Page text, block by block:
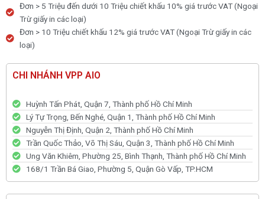
Đơn > 5 Triệu đến dưới 10 Triệu chiết khấu 10% giá trước VAT (Ngoại
Trừ giấy in các loại)
Đơn > 10 Triệu chiết khấu 12% giá trước VAT (Ngoại Trừ giấy in các
loại)
CHI NHÁNH VPP AIO
Huỳnh Tấn Phát, Quận 7, Thành phố Hồ Chí Minh
Lý Tự Trọng, Bến Nghé, Quận 1, Thành phố Hồ Chí Minh
Nguyễn Thị Định, Quận 2, Thành phố Hồ Chí Minh
Trần Quốc Thảo, Võ Thị Sáu, Quận 3, Thành phố Hồ Chí Minh
Ung Văn Khiêm, Phường 25, Bình Thạnh, Thành phố Hồ Chí Minh
168/1 Trần Bá Giao, Phường 5, Quận Gò Vấp, TP.HCM